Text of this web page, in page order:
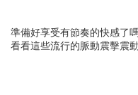
準備好享受有節奏的快感了
看看這些流行的脈動震擊震